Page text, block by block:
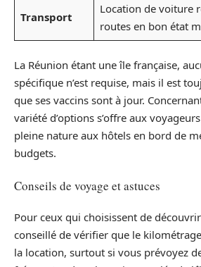
Transport
Location de voiture
routes en bon état
La Réunion étant une île française,
spécifique n’est requise, mais il est
que ses vaccins sont à jour.
variété d’options s’offre aux
pleine nature aux hôtels en bord de
budgets.
Conseils de voyage et astuces
Pour ceux qui choisissent de
conseillé de vérifier que le
la location, surtout si vous prévoyez